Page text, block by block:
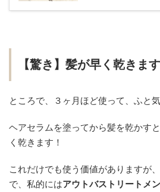
【驚き】髪が早く乾きます
ところで、３ヶ月ほど使って、ふと
ヘアセラムを塗ってから髪を乾かすと
く乾きます！
これだけでも使う価値がありますが
で、私的にはアウトバストリートメ